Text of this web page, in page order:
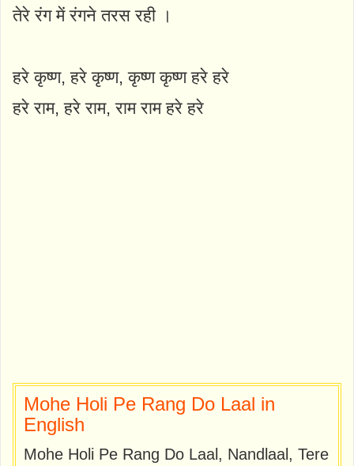
तेरे रंग में रंगने तरस रही ।
हरे कृष्ण, हरे कृष्ण, कृष्ण कृष्ण हरे हरे
हरे राम, हरे राम, राम राम हरे हरे
Mohe Holi Pe Rang Do Laal in
English
Mohe Holi Pe Rang Do Laal, Nandlaal, Tere